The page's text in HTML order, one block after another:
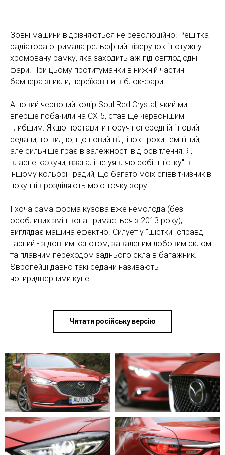
Зовні машини відрізняються не революційно. Решітка
радіатора отримала рельєфний візерунок і потужну
хромовану рамку, яка заходить аж під світлодіодні
фари. При цьому протитуманки в нижній частині
бампера зникли, переїхавши в блок-фари.
А новий червоний колір Soul Red Crystal, який ми
вперше побачили на СХ-5, став ще червонішим і
глибшим. Якщо поставити поруч попередній і новий
седани, то видно, що новий відтінок трохи темніший,
але сильніше грає в залежності від освітлення. Я,
власне кажучи, взагалі не уявляю собі "шістку" в
іншому кольорі і радий, що багато моїх співвітчизників-
покупців розділяють мою точку зору.
І хоча сама форма кузова вже немолода (без
особливих змін вона тримається з 2013 року),
виглядає машина ефектно. Силует у "шістки" справді
гарний - з довгим капотом, заваленим лобовим склом
та плавним переходом заднього скла в багажник.
Європейці давно такі седани називають
чотиридверними купе.
Читати російську версію